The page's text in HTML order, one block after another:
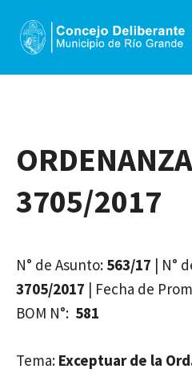
contenido
3705/2017
N° de Asunto: 563/17 | N°
3705/2017 | Fecha de
BOM N°: 581
Tema: Exceptuar de la